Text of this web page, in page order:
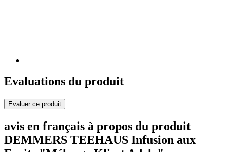
Evaluations du produit
Evaluer ce produit
avis en français à propos du produit
DEMMERS TEEHAUS Infusion aux